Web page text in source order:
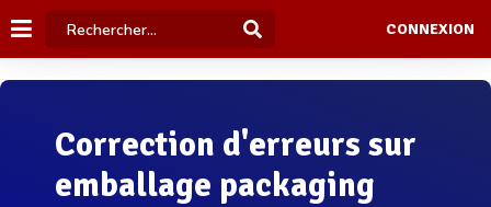
CONNEXION
Correction d'erreurs sur
emballage packaging